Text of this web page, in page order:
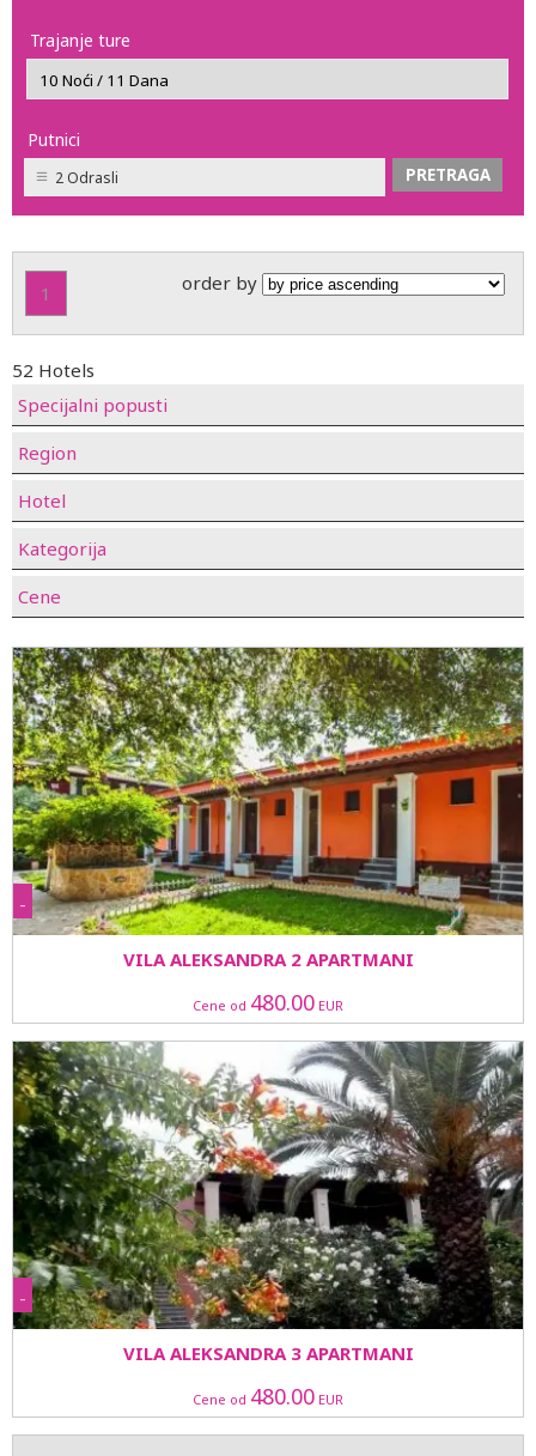
Trajanje ture
Putnici
2 Odrasli
1 order by
52 Hotels
Specijalni popusti
Region
Hotel
Kategorija
Cene
-
VILA ALEKSANDRA 2 APARTMANI
Cene od 480.00 EUR
-
VILA ALEKSANDRA 3 APARTMANI
Cene od 480.00 EUR